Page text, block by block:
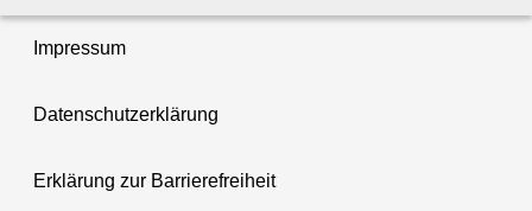
Impressum
Datenschutzerklärung
Erklärung zur Barrierefreiheit